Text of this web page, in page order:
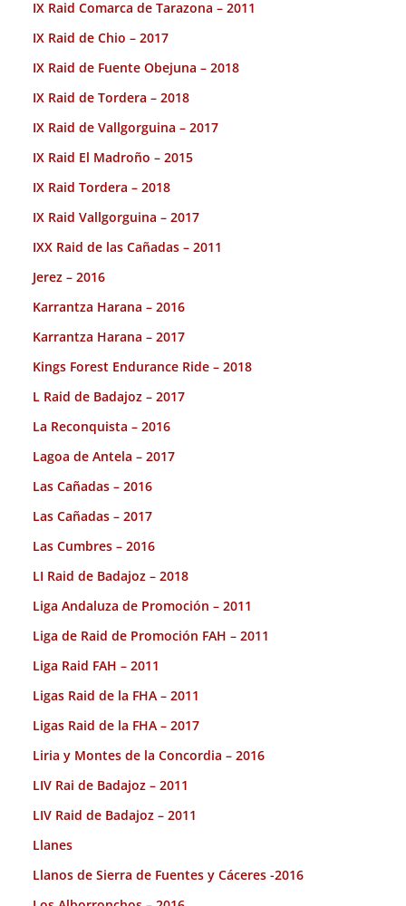
IX Raid Comarca de Tarazona – 2011
IX Raid de Chio – 2017
IX Raid de Fuente Obejuna – 2018
IX Raid de Tordera – 2018
IX Raid de Vallgorguina – 2017
IX Raid El Madroño – 2015
IX Raid Tordera – 2018
IX Raid Vallgorguina – 2017
IXX Raid de las Cañadas – 2011
Jerez – 2016
Karrantza Harana – 2016
Karrantza Harana – 2017
Kings Forest Endurance Ride – 2018
L Raid de Badajoz – 2017
La Reconquista – 2016
Lagoa de Antela – 2017
Las Cañadas – 2016
Las Cañadas – 2017
Las Cumbres – 2016
LI Raid de Badajoz – 2018
Liga Andaluza de Promoción – 2011
Liga de Raid de Promoción FAH – 2011
Liga Raid FAH – 2011
Ligas Raid de la FHA – 2011
Ligas Raid de la FHA – 2017
Liria y Montes de la Concordia – 2016
LIV Rai de Badajoz – 2011
LIV Raid de Badajoz – 2011
Llanes
Llanos de Sierra de Fuentes y Cáceres -2016